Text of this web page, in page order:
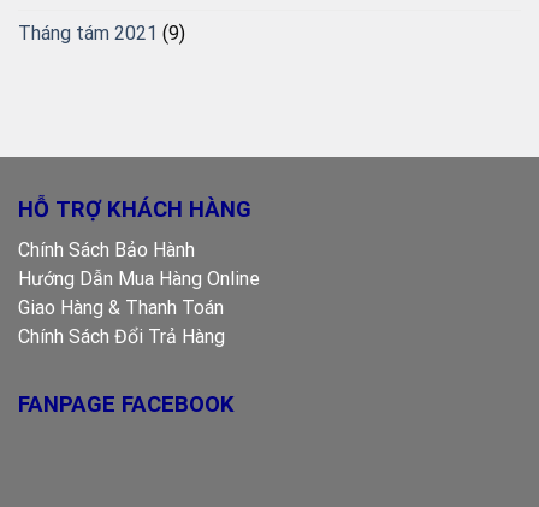
Tháng tám 2021 (9)
HỖ TRỢ KHÁCH HÀNG
Chính Sách Bảo Hành
Hướng Dẫn Mua Hàng Online
Giao Hàng & Thanh Toán
Chính Sách Đổi Trả Hàng
FANPAGE FACEBOOK